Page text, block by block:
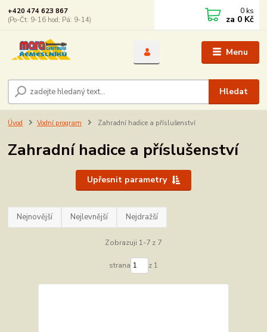
Menu
Hledat
+420 474 623 867
(Po-Čt: 9-16 hod; Pá: 9-14)
0 ks
za 0 Kč
Úvod Vodní program Zahradní hadice a příslušenství
Zahradní hadice a příslušenství
Upřesnit parametry
Nejnovější Nejlevnější Nejdražší
Zobrazuji 1-7 z 7
strana z 1